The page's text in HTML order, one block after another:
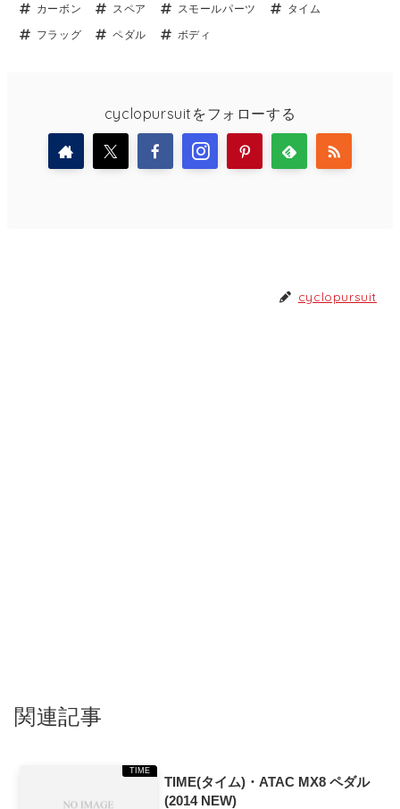
カーボン
スペア スモールパーツ
タイム
フラッグ
ペダル ボディ
cyclopursuitをフォローする
cyclopursuit
関連記事
TIME
TIME(タイム)・ATAC MX8 ペダル
(2014 NEW)